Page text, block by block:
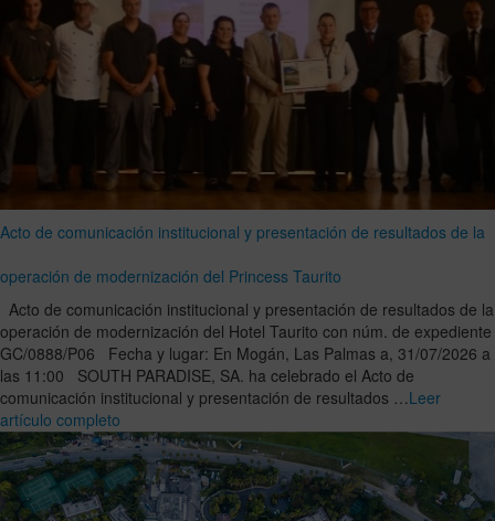
Acto de comunicación institucional y presentación de resultados de la
operación de modernización del Princess Taurito
Acto de comunicación institucional y presentación de resultados de la
operación de modernización del Hotel Taurito con núm. de expediente
GC/0888/P06 Fecha y lugar: En Mogán, Las Palmas a, 31/07/2026 a
las 11:00 SOUTH PARADISE, SA. ha celebrado el Acto de
comunicación institucional y presentación de resultados …Leer
artículo completo